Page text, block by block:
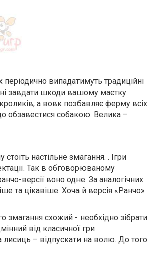
випадатимуть традиційні
завдати шкоди вашому маєтку.
а вовк позбавляє ферму всіх
обзавестися собакою. Велика –
настільне змагання. . Ігри
Так в обговорюваному
версії воно одне. За аналогічних
та цікавіше. Хоча й версія «Ранчо»
схожий - необхідно зібрати
від класичної гри
лисиць – відпускати на волю. До того